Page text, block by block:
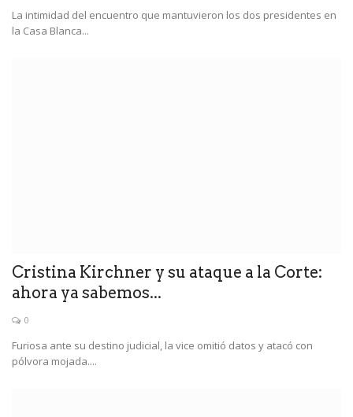
La intimidad del encuentro que mantuvieron los dos presidentes en
la Casa Blanca...
Cristina Kirchner y su ataque a la Corte:
ahora ya sabemos...
0
Furiosa ante su destino judicial, la vice omitió datos y atacó con
pólvora mojada....